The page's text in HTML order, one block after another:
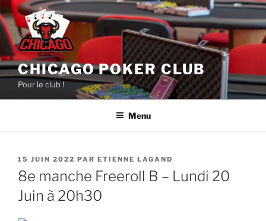
Aller
au
contenu
principal
CHICAGO POKER CLUB
Pour le club !
Menu
PUBLIÉ
LE
15 JUIN 2022 PAR ETIENNE LAGAND
8e manche Freeroll B – Lundi 20
Juin à 20h30